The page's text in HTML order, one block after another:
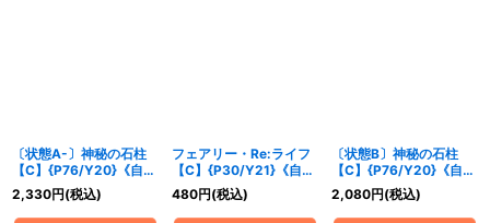
〔状態A-〕神秘の石柱
【C】{P76/Y20}《自
然》
2,330円(税込)
フェアリー・Re:ライフ
【C】{P30/Y21}《自
然》
480円(税込)
〔状態B〕神秘の石柱
【C】{P76/Y20}《自
然》
2,080円(税込)